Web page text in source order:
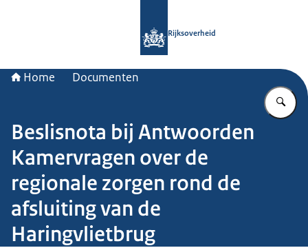
Rijksoverheid
Home Documenten
Beslisnota bij Antwoorden
Kamervragen over de
regionale zorgen rond de
afsluiting van de
Haringvlietbrug